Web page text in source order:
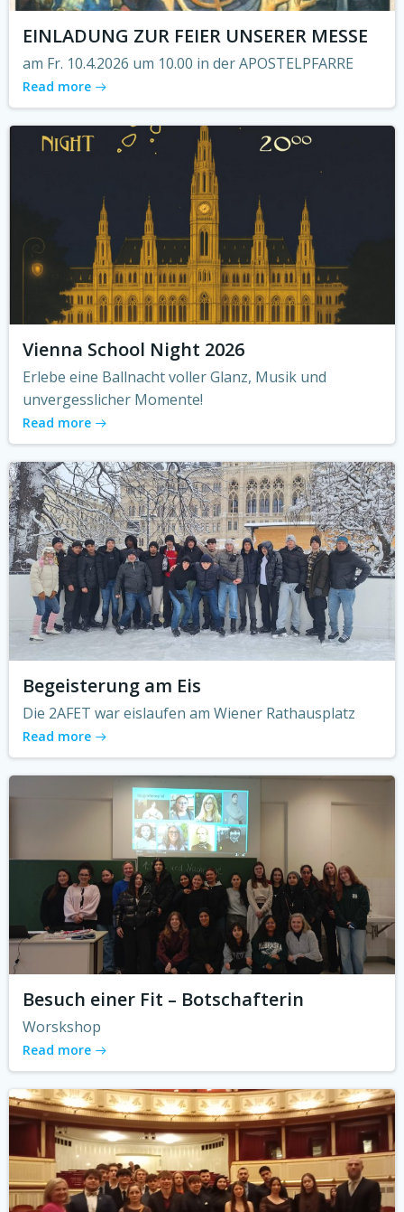
EINLADUNG ZUR FEIER UNSERER MESSE
am Fr. 10.4.2026 um 10.00 in der APOSTELPFARRE
Read more
Vienna School Night 2026
Erlebe eine Ballnacht voller Glanz, Musik und
unvergesslicher Momente!
Read more
Begeisterung am Eis
Die 2AFET war eislaufen am Wiener Rathausplatz
Read more
Besuch einer Fit – Botschafterin
Worskshop
Read more